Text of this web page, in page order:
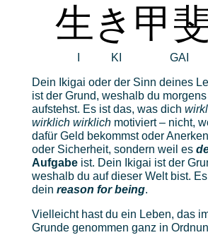
生き甲
I KI GAI
Dein Ikigai oder der Sinn deines
ist der Grund, weshalb du morgens
aufstehst. Es ist das, was dich
wirklich wirklichmotiviert – nicht,
dafür Geld bekommst oder
oder Sicherheit, sondern weil es
Aufgabeist. Dein Ikigai ist der
weshalb du auf dieser Welt bist.
dein reason for being.
Vielleicht hast du ein Leben, das
Grunde genommen ganz in